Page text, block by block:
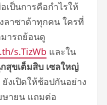
เป็นการคือกำไรให้
าซาด้าทุกคน ใครที่
ารถย้อนดู
s.TizWb และใน
สุขเต็มสิบ เซลใหญ่
งเปิดให้ช้อปกันอย่าง
ษายน แถมต่อ